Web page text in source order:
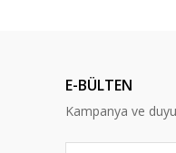
Ürün
Ürün fiyatı
Bu ürüne
E-BÜLTEN
Kampanya ve